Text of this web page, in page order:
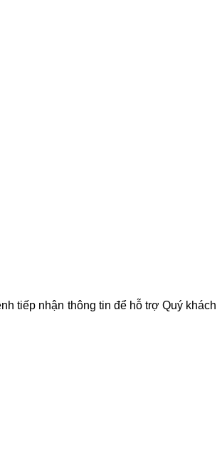
tiếp nhận thông tin để hỗ trợ Quý khách